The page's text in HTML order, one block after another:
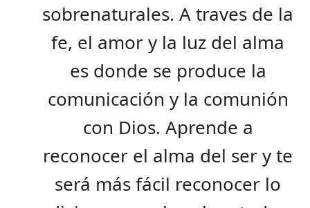
sobrenaturales. A traves de la
fe, el amor y la luz del alma
es donde se produce la
comunicación y la comunión
con Dios. Aprende a
reconocer el alma del ser y te
será más fácil reconocer lo